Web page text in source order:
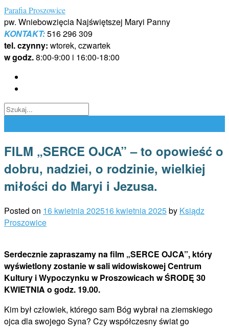
Skip
to
content
Parafia Proszowice
pw. Wniebowzięcia Najświętszej Maryi Panny
KONTAKT:516 296 309
tel. czynny: wtorek, czwartek
w godz.8:00-9:00 i 16:00-18:00
FILM „SERCE OJCA” – to opowieść o
dobru, nadziei, o rodzinie, wielkiej
miłości do Maryi i Jezusa.
Posted on 16 kwietnia 202516 kwietnia 2025by Ksiądz
Proszowice
Serdecznie zapraszamy na film „SERCE OJCA”, który
wyświetlony zostanie w sali widowiskowej Centrum
Kultury i Wypoczynku w Proszowicach w ŚRODĘ 30
KWIETNIA o godz. 19.00.
Kim był człowiek, którego sam Bóg wybrał na ziemskiego
ojca dla swojego Syna? Czy współczesny świat go